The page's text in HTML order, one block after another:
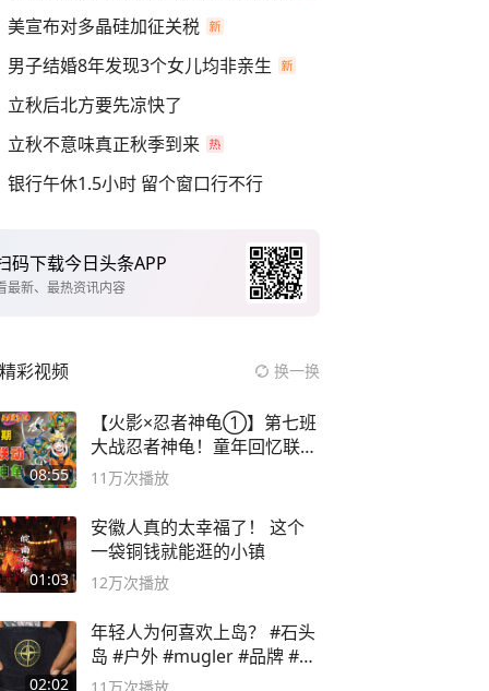
美宣布对多晶硅加征关税
男子结婚8年发现3个女儿均非亲生
立秋后北方要先凉快了
立秋不意味真正秋季到来
银行午休1.5小时 留个窗口行不行
码下载今日头条APP
最新、最热资讯内容
精彩视频 换一换
08:55
【火影×忍者神龟①】第七班
大战忍者神龟！童年回忆联动
论武？
11万次播放
01:03
安徽人真的太幸福了！ 这个
一袋铜钱就能逛的小镇
12万次播放
02:02
年轻人为何喜欢上岛？ #石头
岛 #户外 #mugler #品牌 #足
球流氓